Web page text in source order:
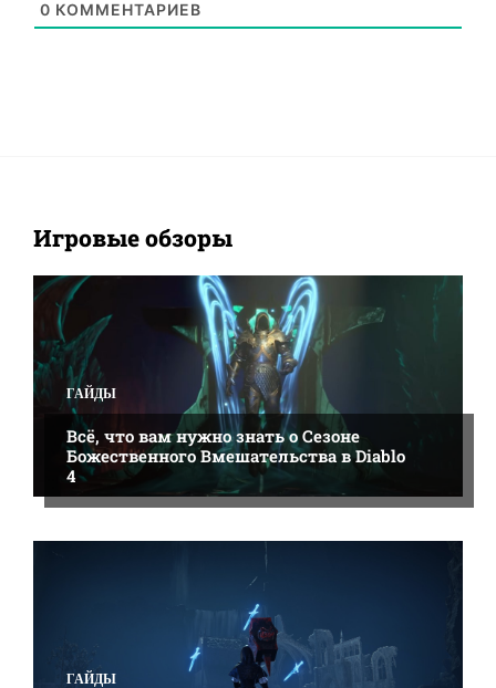
0 КОММЕНТАРИЕВ
Игровые обзоры
ALL BANNERLORD
DIABLO 2: RESURRECTED
ИГРОВЫЕ МОДЫ
ИГРОВЫЕ ОБЗОРЫ НОВОСТИ
ПОДРОБНЕЕ
ГАЙДЫ
Всё, что вам нужно знать о Сезоне
Божественного Вмешательства в Diablo
4
ГАЙДЫ